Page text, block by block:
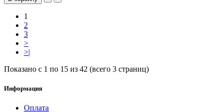
1
2
3
>
>|
Показано с 1 по 15 из 42 (всего 3 страниц)
Информация
Оплата